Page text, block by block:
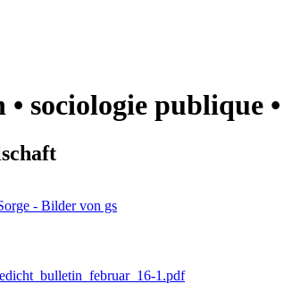
sociologie publique
- Bilder von gs
1.pdf